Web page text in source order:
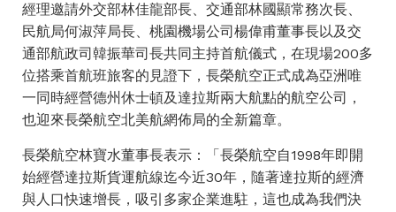
經理邀請外交部林佳龍部長、交通部林國顯常務次長、
民航局何淑萍局長、桃園機場公司楊偉甫董事長以及交
通部航政司韓振華司長共同主持首航儀式，在現場200多
位搭乘首航班旅客的見證下，長榮航空正式成為亞洲唯
一同時經營德州休士頓及達拉斯兩大航點的航空公司，
也迎來長榮航空北美航網佈局的全新篇章。
長榮航空林寶水董事長表示：「長榮航空自1998年即開
始經營達拉斯貨運航線迄今近30年，隨著達拉斯的經濟
與人口快速增長，吸引多家企業進駐，這也成為我們決